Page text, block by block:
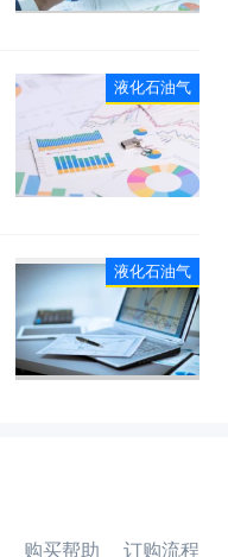
液化石油气
液化石油气
购买帮助 订购流程